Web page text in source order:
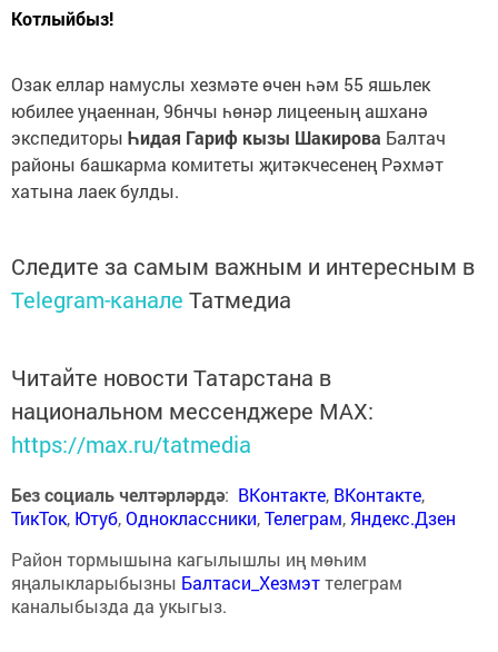
Котлыйбыз!
Озак еллар намуслы хезмәте өчен һәм 55 яшьлек
юбилее уңаеннан, 96нчы һөнәр лицееның ашханә
экспедиторы Һидая Гариф кызы Шакирова Балтач
районы башкарма комитеты җитәкчесенең Рәхмәт
хатына лаек булды.
Следите за самым важным и интересным в
Telegram-канале Татмедиа
Читайте новости Татарстана в
национальном мессенджере MАХ:
https://max.ru/tatmedia
Без социаль челтәрләрдә: ВКонтакте, ВКонтакте,
ТикТок, Ютуб,Одноклассники,Телеграм, Яндекс.Дзен
Район тормышына кагылышлы иң мөһим
яңалыкларыбызны Балтаси_Хезмэттелеграм
каналыбызда да укыгыз.